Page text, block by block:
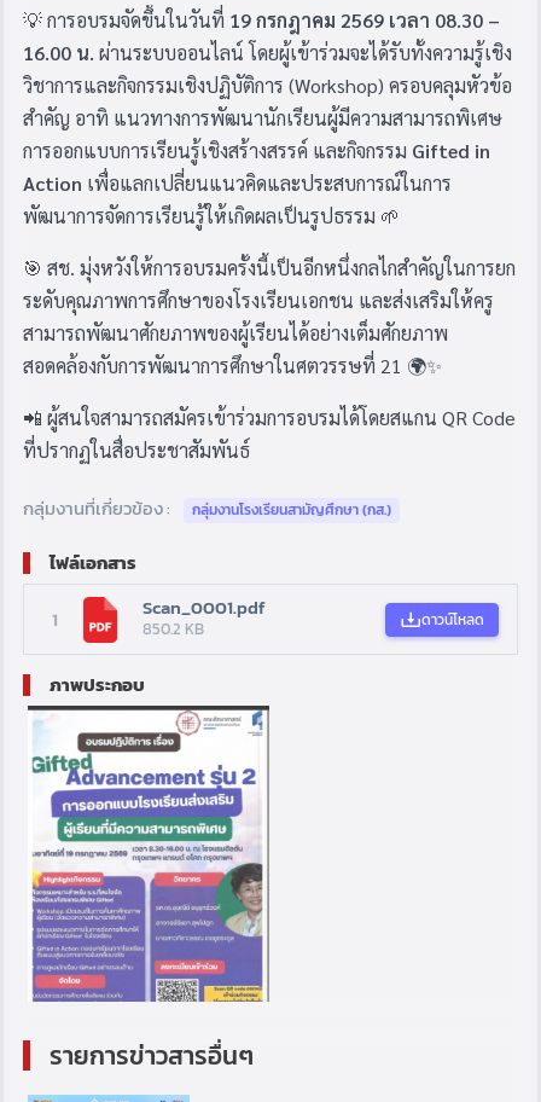
💡 การอบรมจัดขึ้นในวันที่ 19 กรกฎาคม 2569 เวลา 08.30 –
16.00 น. ผ่านระบบออนไลน์ โดยผู้เข้าร่วมจะได้รับทั้งความรู้เชิง
วิชาการและกิจกรรมเชิงปฏิบัติการ (Workshop) ครอบคลุมหัวข้อ
สำคัญ อาทิ แนวทางการพัฒนานักเรียนผู้มีความสามารถพิเศษ
การออกแบบการเรียนรู้เชิงสร้างสรรค์ และกิจกรรม Gifted in
Action เพื่อแลกเปลี่ยนแนวคิดและประสบการณ์ในการ
พัฒนาการจัดการเรียนรู้ให้เกิดผลเป็นรูปธรรม 🌱
🎯 สช. มุ่งหวังให้การอบรมครั้งนี้เป็นอีกหนึ่งกลไกสำคัญในการยก
ระดับคุณภาพการศึกษาของโรงเรียนเอกชน และส่งเสริมให้ครู
สามารถพัฒนาศักยภาพของผู้เรียนได้อย่างเต็มศักยภาพ
สอดคล้องกับการพัฒนาการศึกษาในศตวรรษที่ 21 🌍✨
📲 ผู้สนใจสามารถสมัครเข้าร่วมการอบรมได้โดยสแกน QR Code
ที่ปรากฏในสื่อประชาสัมพันธ์
กลุ่มงานที่เกี่ยวข้อง : กลุ่มงานโรงเรียนสามัญศึกษา (กส.)
ไฟล์เอกสาร
1 Scan_0001.pdf
850.2 KB ดาวน์โหลด
ภาพประกอบ
รายการข่าวสารอื่นๆ